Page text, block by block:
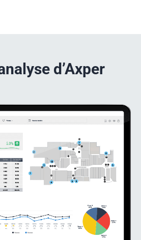
d’Axper